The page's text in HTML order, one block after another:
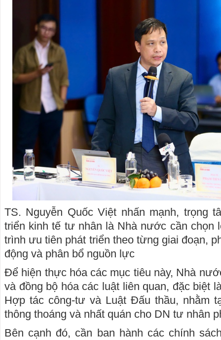
TS. Nguyễn Quốc Việt nhấn mạnh, trọng
triển kinh tế tư nhân là Nhà nước cần chọn
trình ưu tiên phát triển theo từng giai đoạn,
động và phân bổ nguồn lực
Để hiện thực hóa các mục tiêu này, Nhà
và đồng bộ hóa các luật liên quan, đặc biệt
Hợp tác công-tư và Luật Đấu thầu, nhằm
thông thoáng và nhất quán cho DN tư nhân
Bên cạnh đó, cần ban hành các chính